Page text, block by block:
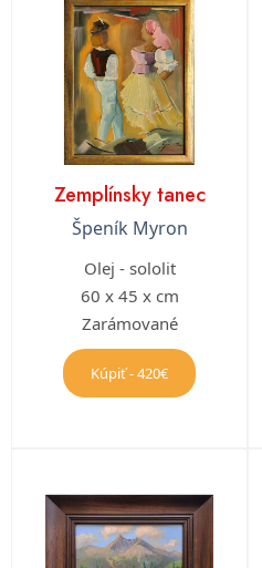
Zemplínsky tanec
Špeník Myron
Olej - sololit
60 x 45 x cm
Zarámované
Kúpiť - 420€